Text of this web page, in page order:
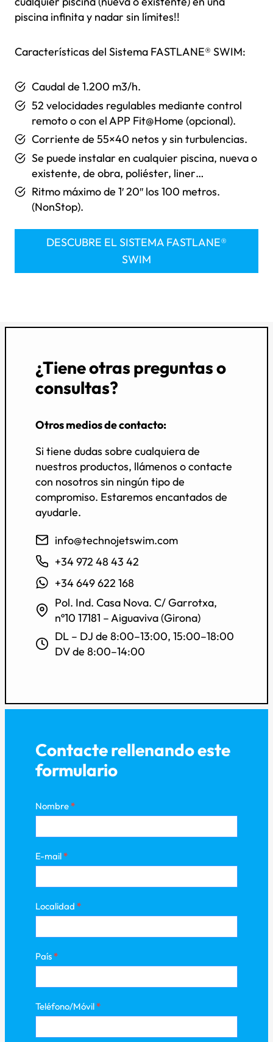
piscina infinita y nadar sin límites!!
Características del Sistema FASTLANE® SWIM:
Caudal de 1.200 m3/h.
52 velocidades regulables mediante control
remoto o con el APP Fit@Home (opcional).
Corriente de 55×40 netos y sin turbulencias.
Se puede instalar en cualquier piscina, nueva o
existente, de obra, poliéster, liner…
Ritmo máximo de 1′ 20″ los 100 metros.
(NonStop).
DESCUBRE EL SISTEMA FASTLANE®
SWIM
¿Tiene otras preguntas o
consultas?
Otros medios de contacto:
Si tiene dudas sobre cualquiera de
nuestros productos, llámenos o contacte
con nosotros sin ningún tipo de
compromiso. Estaremos encantados de
ayudarle.
info@technojetswim.com
+34 972 48 43 42
+34 649 622 168
Pol. Ind. Casa Nova. C/ Garrotxa,
nº10 17181 – Aiguaviva (Girona)
DL – DJ de 8:00–13:00, 15:00–18:00
DV de 8:00–14:00
Contacte rellenando este
formulario
Nombre*
E-mail*
Localidad *
País*
Teléfono/Móvil*